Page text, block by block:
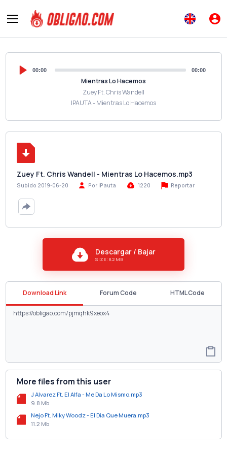
00:00 00:00
Mientras Lo Hacemos
Zuey Ft. Chris Wandell
IPAUTA - Mientras Lo Hacemos
Zuey Ft. Chris Wandell - Mientras Lo Hacemos.mp3
Subido 2019-06-20 Por iPauta 1220 Reportar
Descargar / Bajar
SIZE: 8.2 MB
Download Link Forum Code HTML Code
More files from this user
J Alvarez Ft. El Alfa - Me Da Lo Mismo.mp3
9.8 Mb
Nejo Ft. Miky Woodz - El Dia Que Muera.mp3
11.2 Mb